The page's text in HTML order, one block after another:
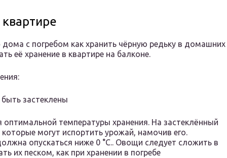
дома с погребом как хранить чёрную редьку в домашних
её хранение в квартире на балконе.
застеклены
температуры хранения. На застеклённый
могут испортить урожай, намочив его.
опускаться ниже 0 °C.. Овощи следует сложить в
их песком, как при хранении в погребе